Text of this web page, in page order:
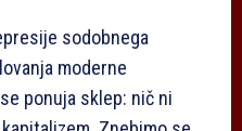
sodobnega
moderne
ponuja sklep: nič ni